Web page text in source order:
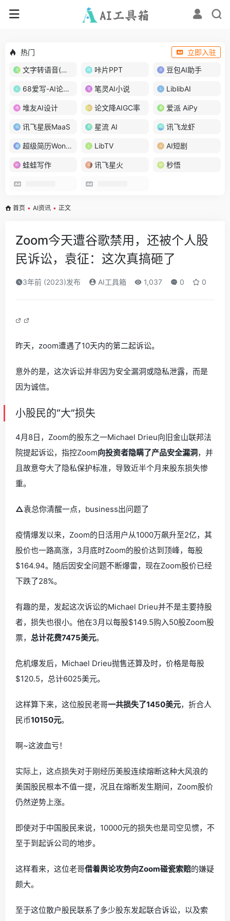
热门
立即入驻
文字转语音(琅琅配音)
咔片PPT 豆包AI助手
68爱写-AI论文写作 笔灵AI小说 LiblibAI
堆友AI设计 论文降AIGC率 爱派 AiPy
讯飞星辰MaaS 星流 AI 讯飞龙虾
超级简历WonderCV LibTV AI短剧
蛙蛙写作 讯飞星火 秒悟
首页 • AI资讯 • 正文
Zoom今天遭谷歌禁用，还被个人股
民诉讼，袁征：这次真搞砸了
3年前 (2023)发布 AI工具箱 1,037 0 0
昨天，zoom遭遇了10天内的第二起诉讼。
意外的是，这次诉讼并非因为安全漏洞或隐私泄露，而是
因为诚信。
小股民的“大”损失
4月8日，Zoom的股东之一Michael Drieu向旧金山联邦法
院提起诉讼，指控Zoom向投资者隐瞒了产品安全漏洞，并
且故意夸大了隐私保护标准，导致近半个月来股东损失惨
重。
△袁总你清醒一点，business出问题了
疫情爆发以来，Zoom的日活用户从1000万飙升至2亿，其
股价也一路高涨，3月底时Zoom的股价达到顶峰，每股
$164.94。随后因安全问题不断爆雷，现在Zoom股价已经
下跌了28%。
有趣的是，发起这次诉讼的Michael Drieu并不是主要持股
者，损失也很小。他在3月以每股$149.5购入50股Zoom股
票， 总计花费7475美元。
危机爆发后，Michael Drieu抛售还算及时，价格是每股
$120.5，总计6025美元。
这样算下来，这位股民老哥一共损失了1450美元，折合人
民币10150元。
啊~这波血亏！
实际上，这点损失对于刚经历美股连续熔断这种大风浪的
美国股民根本不值一提，况且在熔断发生期间，Zoom股价
仍然逆势上涨。
即使对于中国股民来说，10000元的损失也是司空见惯，不
至于到起诉公司的地步。
这样看来，这位老哥借着舆论攻势向Zoom碰瓷索赔的嫌疑
颇大。
至于这位散户股民联系了多少股东发起联合诉讼，以及索